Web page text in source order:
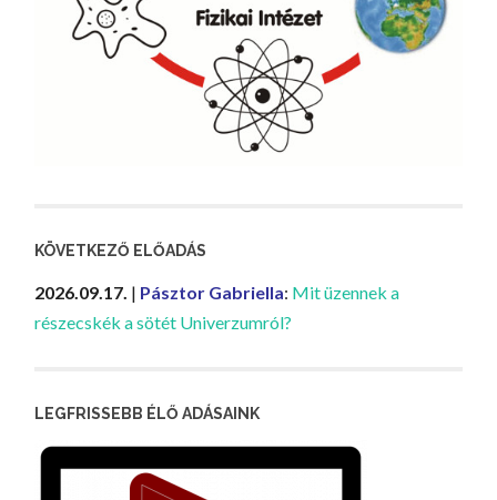
KÖVETKEZŐ ELŐADÁS
2026.09.17. | Pásztor Gabriella: Mit üzennek a
részecskék a sötét Univerzumról?
LEGFRISSEBB ÉLŐ ADÁSAINK